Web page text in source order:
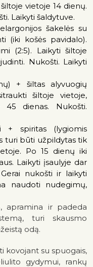
vietoje 14 dienų.
Laikyti šaldytuve.
šakelės su
(iki košės pavidalo).
(2:5). Laikyti šiltoje
Nukošti. Laikyti
+ šiltas alyvuogių
šiltoje vietoje,
45 dienas. Nukošti.
+ spiritas (lygiomis
turi būti užpildytas tik
Po 15 dienų iki
Laikyti įsaulyje dar
nukošti ir laikyti
naudoti nudegimų,
apramina ir padeda
turi skausmo
odą.
kovojant su spuogais,
gydymui, rankų